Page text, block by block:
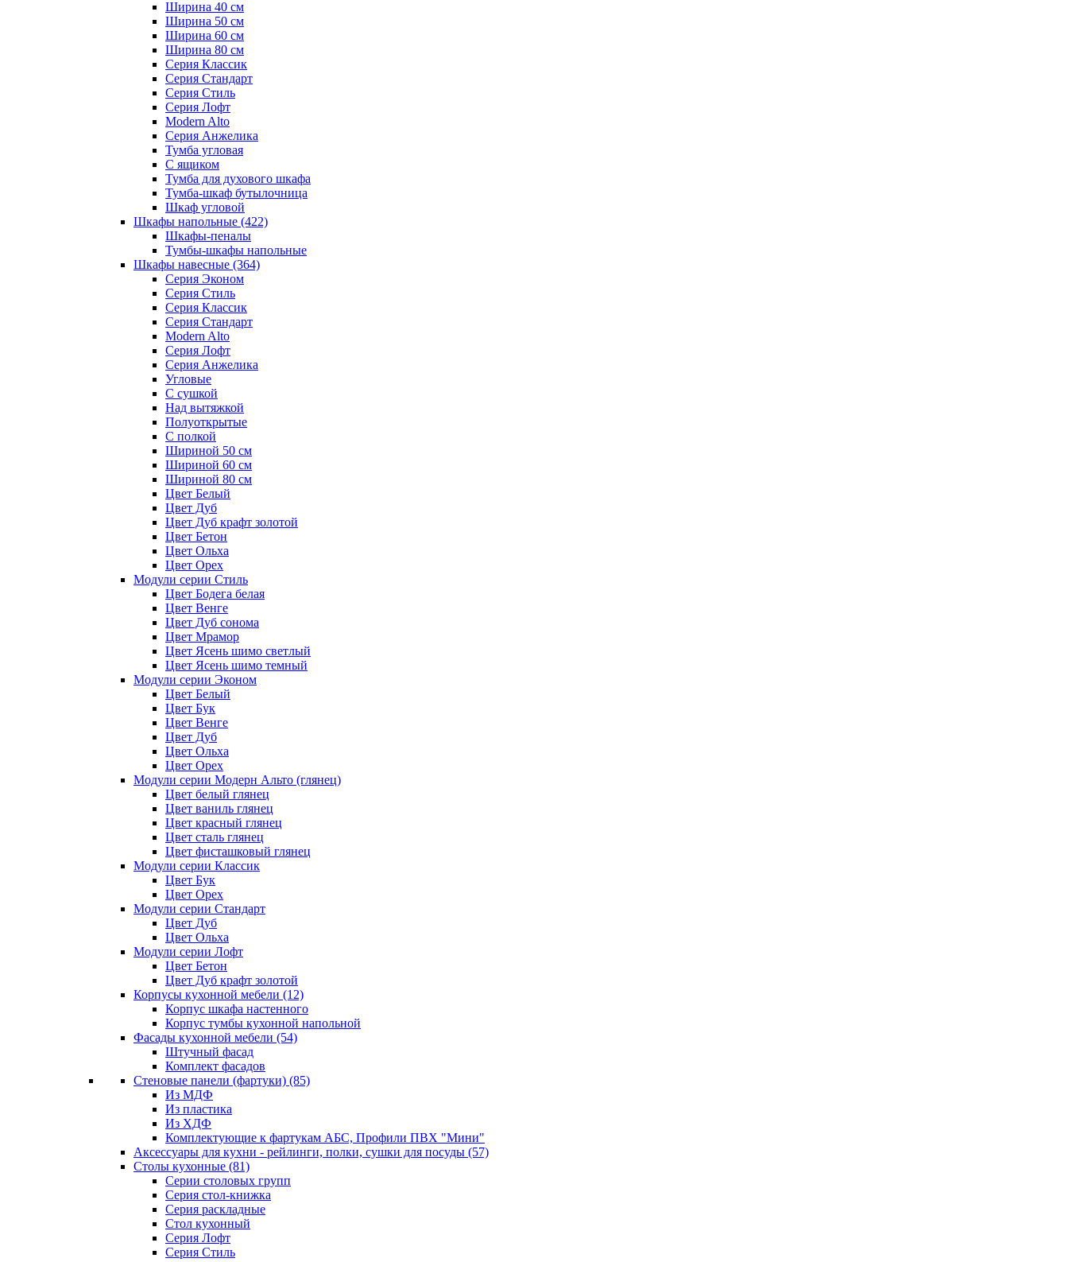
Ширина 40 см
Ширина 50 см
Ширина 60 см
Ширина 80 см
Серия Классик
Серия Стандарт
Серия Стиль
Серия Лофт
Modern Alto
Серия Анжелика
Тумба угловая
С ящиком
Тумба для духового шкафа
Тумба-шкаф бутылочница
Шкаф угловой
Шкафы напольные (422)
Шкафы-пеналы
Тумбы-шкафы напольные
Шкафы навесные (364)
Серия Эконом
Серия Стиль
Серия Классик
Серия Стандарт
Modern Alto
Серия Лофт
Серия Анжелика
Угловые
С сушкой
Над вытяжкой
Полуоткрытые
С полкой
Шириной 50 см
Шириной 60 см
Шириной 80 см
Цвет Белый
Цвет Дуб
Цвет Дуб крафт золотой
Цвет Бетон
Цвет Ольха
Цвет Орех
Модули серии Стиль
Цвет Бодега белая
Цвет Венге
Цвет Дуб сонома
Цвет Мрамор
Цвет Ясень шимо светлый
Цвет Ясень шимо темный
Модули серии Эконом
Цвет Белый
Цвет Бук
Цвет Венге
Цвет Дуб
Цвет Ольха
Цвет Орех
Модули серии Модерн Альто (глянец)
Цвет белый глянец
Цвет ваниль глянец
Цвет красный глянец
Цвет сталь глянец
Цвет фисташковый глянец
Модули серии Классик
Цвет Бук
Цвет Орех
Модули серии Стандарт
Цвет Дуб
Цвет Ольха
Модули серии Лофт
Цвет Бетон
Цвет Дуб крафт золотой
Корпусы кухонной мебели (12)
Корпус шкафа настенного
Корпус тумбы кухонной напольной
Фасады кухонной мебели (54)
Штучный фасад
Комплект фасадов
Стеновые панели (фартуки) (85)
Из МДФ
Из пластика
Из ХДФ
Комплектующие к фартукам АБС, Профили ПВХ "Мини"
Аксессуары для кухни - рейлинги, полки, сушки для посуды (57)
Столы кухонные (81)
Серии столовых групп
Серия стол-книжка
Серия раскладные
Стол кухонный
Серия Лофт
Серия Стиль